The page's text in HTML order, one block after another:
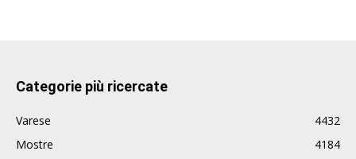
Categorie più ricercate
Varese
4432
Mostre
4184